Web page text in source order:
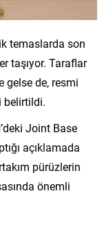
temaslarda son
taşıyor. Taraflar
gelse de, resmi
belirtildi.
Joint Base
açıklamada
pürüzlerin
önemli